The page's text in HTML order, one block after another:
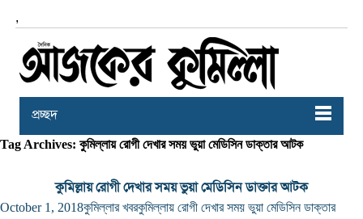
,
প্রচ্ছদ
Tag Archives: কুমিল্লায় রোগী দেখার সময় ভুয়া মেডিসিন ডাক্তার আটক
কুমিল্লায় রোগী দেখার সময় ভুয়া মেডিসিন ডাক্তার আটক
October 1, 2018কুমিল্লার খবরকুমিল্লায় রোগী দেখার সময় ভুয়া মেডিসিন ডাক্তার